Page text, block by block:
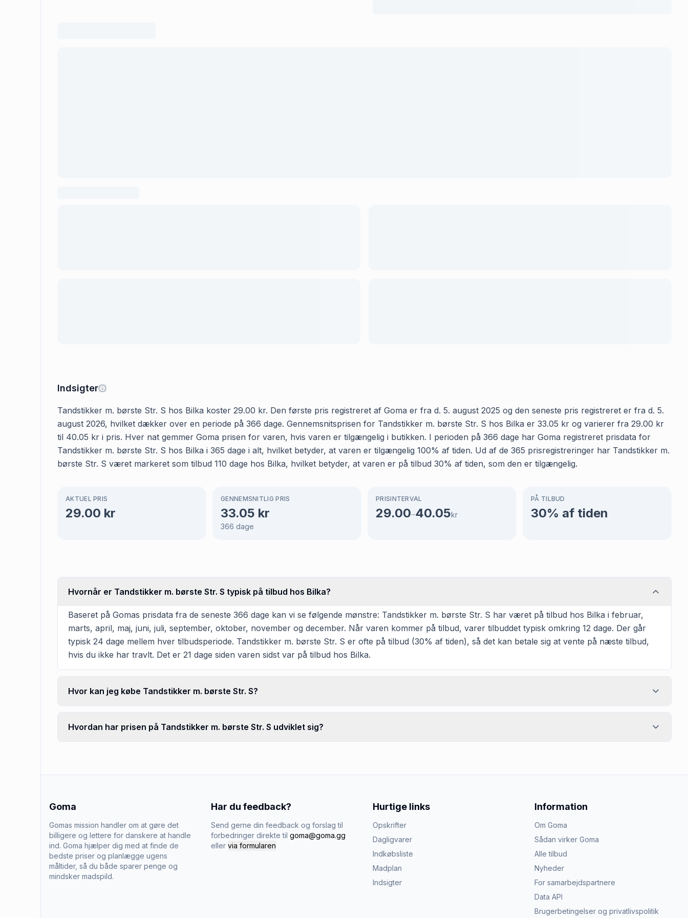
Indsigter
Tandstikker m. børste Str. S hos Bilka koster 29.00 kr. Den første pris registreret af Goma er fra d. 5. august 2025 og den seneste pris registreret er fra d. 5.
august 2026, hvilket dækker over en periode på 366 dage. Gennemsnitsprisen for Tandstikker m. børste Str. S hos Bilka er 33.05 kr og varierer fra 29.00 kr
til 40.05 kr i pris. Hver nat gemmer Goma prisen for varen, hvis varen er tilgængelig i butikken. I perioden på 366 dage har Goma registreret prisdata for
Tandstikker m. børste Str. S hos Bilka i 365 dage i alt, hvilket betyder, at varen er tilgængelig 100% af tiden. Ud af de 365 prisregistreringer har Tandstikker m.
børste Str. S været markeret som tilbud 110 dage hos Bilka, hvilket betyder, at varen er på tilbud 30% af tiden, som den er tilgængelig.
AKTUEL PRIS
29.00 kr
GENNEMSNITLIG PRIS
33.05 kr
366 dage
PRISINTERVAL
29.00–40.05kr
PÅ TILBUD
30% af tiden
Hvornår er Tandstikker m. børste Str. S typisk på tilbud hos Bilka?
Baseret på Gomas prisdata fra de seneste 366 dage kan vi se følgende mønstre: Tandstikker m. børste Str. S har været på tilbud hos Bilka i februar,
marts, april, maj, juni, juli, september, oktober, november og december. Når varen kommer på tilbud, varer tilbuddet typisk omkring 12 dage. Der går
typisk 24 dage mellem hver tilbudsperiode. Tandstikker m. børste Str. S er ofte på tilbud (30% af tiden), så det kan betale sig at vente på næste tilbud,
hvis du ikke har travlt. Det er 21 dage siden varen sidst var på tilbud hos Bilka.
Hvor kan jeg købe Tandstikker m. børste Str. S?
Hvordan har prisen på Tandstikker m. børste Str. S udviklet sig?
Goma
Gomas mission handler om at gøre det
billigere og lettere for danskere at handle
ind. Goma hjælper dig med at finde de
bedste priser og planlægge ugens
måltider, så du både sparer penge og
mindsker madspild.
Har du feedback?
Send gerne din feedback og forslag til
forbedringer direkte til goma@goma.gg
eller via formularen
Hurtige links
Opskrifter
Dagligvarer
Indkøbsliste
Madplan
Indsigter
Information
Om Goma
Sådan virker Goma
Alle tilbud
Nyheder
For samarbejdspartnere
Data API
Brugerbetingelser og privatlivspolitik